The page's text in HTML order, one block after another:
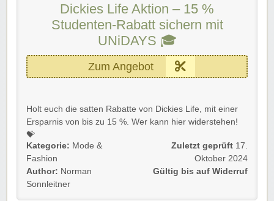
Rabatt-Coupon 🐼 wünscht euch viel Spaß beim
Shoppen, Stöbern & Sparen!
Dickies Life Aktion – 15 %
Studenten-Rabatt sichern mit
UNiDAYS 🎓
Zum Angebot
Holt euch die satten Rabatte von Dickies Life, mit einer
Ersparnis von bis zu 15 %. Wer kann hier widerstehen!
💝
Gültig für Neu- und Bestandskunden bis auf Widerruf. ⌛
Einfach unserem Link folgen, bei UNiDAYS verifizieren
Kategorie: Mode &
Fashion
Author: Norman
Sonnleitner
Zuletzt geprüft 17.
Oktober 2024
Gültig bis auf Widerruf